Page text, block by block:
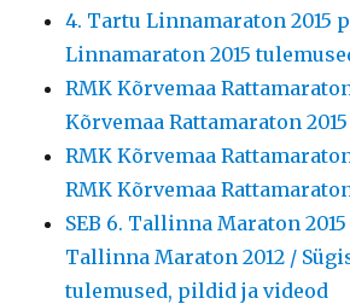
4. Tartu Linnamaraton 2015
Linnamaraton 2015
RMK Kõrvemaa
Kõrvemaa Rattamaraton
RMK Kõrvemaa
RMK Kõrvemaa
SEB 6. Tallinna Maraton
Tallinna Maraton 2012 /
tulemused, pildid ja videod